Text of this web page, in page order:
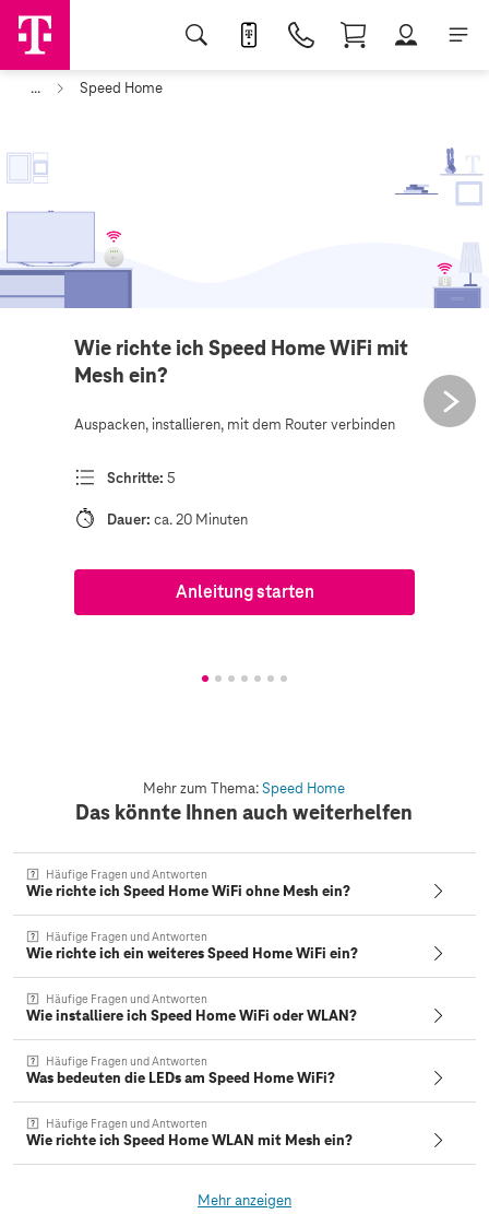
... Speed Home
Wie richte ich Speed Home WiFi mit
Mesh ein?
Auspacken, installieren, mit dem Router verbinden
Schritte:5
Dauer:ca. 20 Minuten
Anleitung starten
Mehr zum Thema:Speed Home
Das könnte Ihnen auch weiterhelfen
Häufige Fragen und Antworten
Wie richte ich Speed Home WiFi ohne Mesh ein?
Häufige Fragen und Antworten
Wie richte ich ein weiteres Speed Home WiFi ein?
Häufige Fragen und Antworten
Wie installiere ich Speed Home WiFi oder WLAN?
Häufige Fragen und Antworten
Was bedeuten die LEDs am Speed Home WiFi?
Häufige Fragen und Antworten
Wie richte ich Speed Home WLAN mit Mesh ein?
Mehr anzeigen